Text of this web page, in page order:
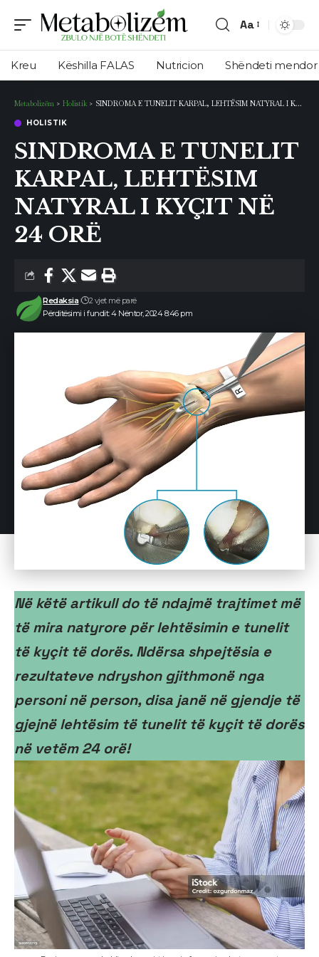
Ndryshimi
i
madhësisë
shkronjave
Aa
Kreu Këshilla FALAS Nutricion Shëndeti mendor
Metabolizëm > Holistik > SINDROMA E TUNELIT KARPAL, LEHTËSIM NATYRAL I KYÇIT NË 24 ORË
HOLISTIK
SINDROMA E TUNELIT
KARPAL, LEHTËSIM
NATYRAL I KYÇIT NË
24 ORË
Përditësimi i fundit: 4 Nëntor, 2024 8:46 pm
Redaksia 2 vjet më parë
Në këtë artikull do të ndajmë trajtimet më
të mira natyrore për lehtësimin e tunelit
të kyçit të dorës. Ndërsa shpejtësia e
rezultateve ndryshon gjithmonë nga
personi në person, disa janë në gjendje të
gjejnë lehtësim të tunelit të kyçit të dorës
në vetëm 24 orë!